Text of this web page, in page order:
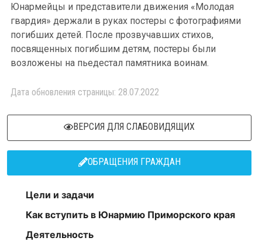
Юнармейцы и представители движения «Молодая
гвардия» держали в руках постеры с фотографиями
погибших детей. После прозвучавших стихов,
посвященных погибшим детям, постеры были
возложены на пьедестал памятника воинам.
Дата обновления страницы: 28.07.2022
ВЕРСИЯ ДЛЯ СЛАБОВИДЯЩИХ
ОБРАЩЕНИЯ ГРАЖДАН
Цели и задачи
Как вступить в Юнармию Приморского края
Деятельность